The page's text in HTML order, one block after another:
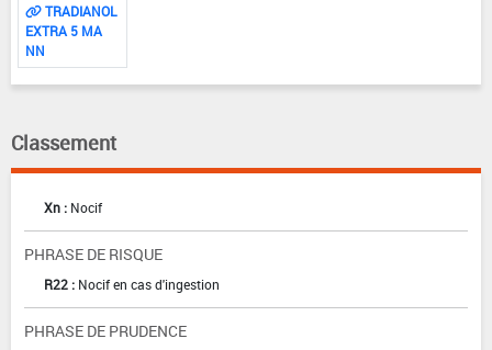
TRADIANOL
EXTRA 5 MA
NN
Classement
Xn : Nocif
PHRASE DE RISQUE
R22 : Nocif en cas d'ingestion
PHRASE DE PRUDENCE